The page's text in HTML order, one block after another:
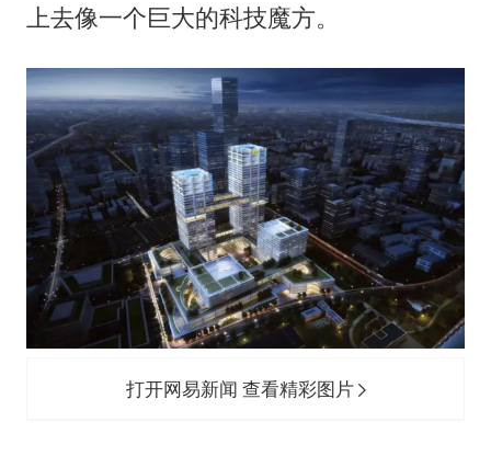
上去像一个巨大的科技魔方。
打开网易新闻 查看精彩图片